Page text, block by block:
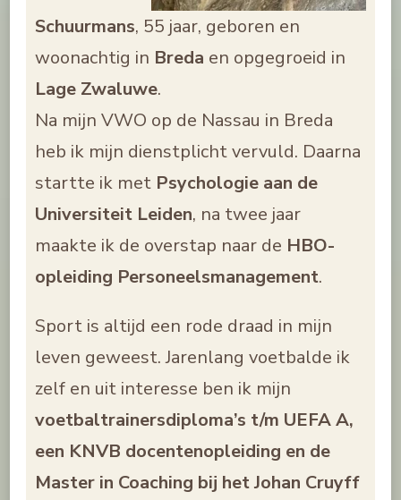
Schuurmans, 55 jaar, geboren en
woonachtig in Breda en opgegroeid in
Lage Zwaluwe.
Na mijn VWO op de Nassau in Breda
heb ik mijn dienstplicht vervuld. Daarna
startte ik met Psychologie aan de
Universiteit Leiden, na twee jaar
maakte ik de overstap naar de HBO-
opleiding Personeelsmanagement.
Sport is altijd een rode draad in mijn
leven geweest. Jarenlang voetbalde ik
zelf en uit interesse ben ik mijn
voetbaltrainersdiploma’s t/m UEFA A,
een KNVB docentenopleiding en de
Master in Coaching bij het Johan Cruyff